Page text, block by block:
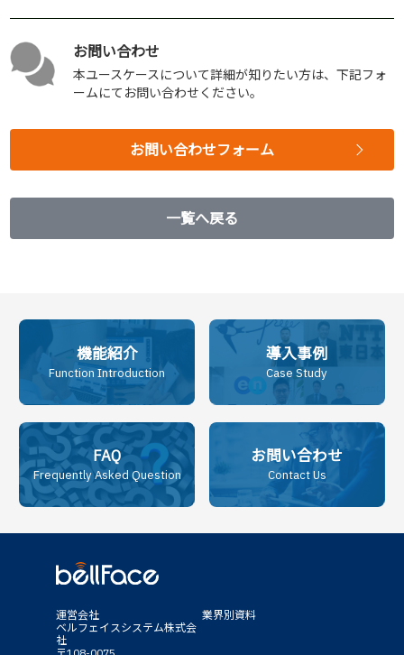
お問い合わせ
本ユースケースについて詳細が知りたい方は、下記フォ
ームにてお問い合わせください。
お問い合わせフォーム
一覧へ戻る
機能紹介
Function Introduction
導入事例
Case Study
FAQ
Frequently Asked Question
お問い合わせ
Contact Us
運営会社
ベルフェイスシステム株式会
社
業界別資料